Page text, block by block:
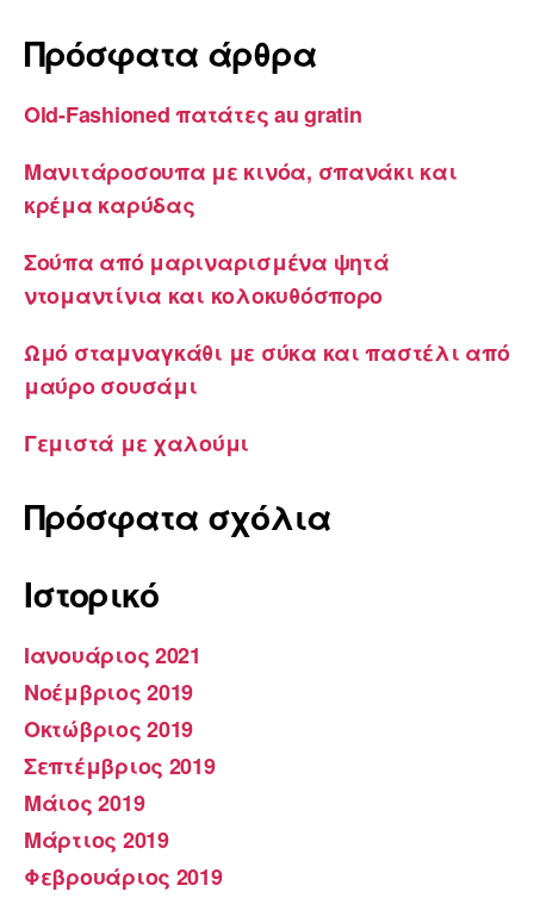
Πρόσφατα άρθρα
Old-Fashioned πατάτες au gratin
Μανιτάροσουπα με κινόα, σπανάκι και
κρέμα καρύδας
Σούπα από μαριναρισμένα ψητά
ντομαντίνια και κολοκυθόσπορο
Ωμό σταμναγκάθι με σύκα και παστέλι από
μαύρο σουσάμι
Γεμιστά με χαλούμι
Πρόσφατα σχόλια
Ιστορικό
Ιανουάριος 2021
Νοέμβριος 2019
Οκτώβριος 2019
Σεπτέμβριος 2019
Μάιος 2019
Μάρτιος 2019
Φεβρουάριος 2019